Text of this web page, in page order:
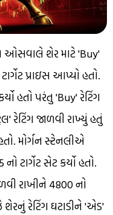
ઓસવાલે શેર માટે 'Buy'
પ્રાઇસ આપ્યો હતો.
હતો પરંતુ 'Buy' રેટિંગ
રેટિંગ જાળવી રાખ્યું હતું
મોર્ગન સ્ટેનલીએ
ટાર્ગેટ સેટ કર્યો હતો.
રાખીને ₹4800 નો
શેરનું રેટિંગ ઘટાડીને 'એડ'